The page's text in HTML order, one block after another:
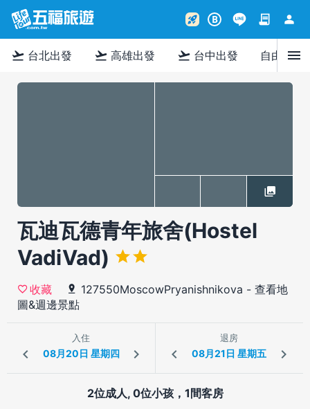
rocket_launch B contract person
flight_takeoff 台北出發 flight_takeoff 高雄出發 flight_takeoff 台中出發 自由行menu
瓦迪瓦德青年旅舍(Hostel
VadiVad)
收藏 127550MoscowPryanishnikova - 查看地
圖&週邊景點
入住 退房
2位成人, 0位小孩，1間客房